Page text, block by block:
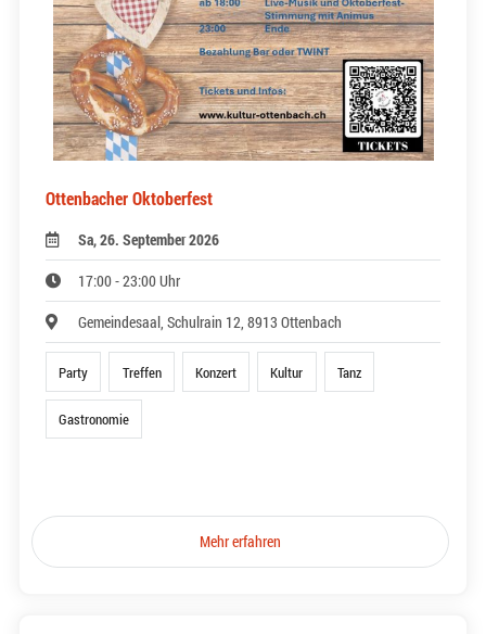
Ottenbacher Oktoberfest
Sa, 26. September 2026
17:00 - 23:00 Uhr
Gemeindesaal, Schulrain 12, 8913 Ottenbach
Party Treffen Konzert Kultur Tanz
Gastronomie
Mehr erfahren